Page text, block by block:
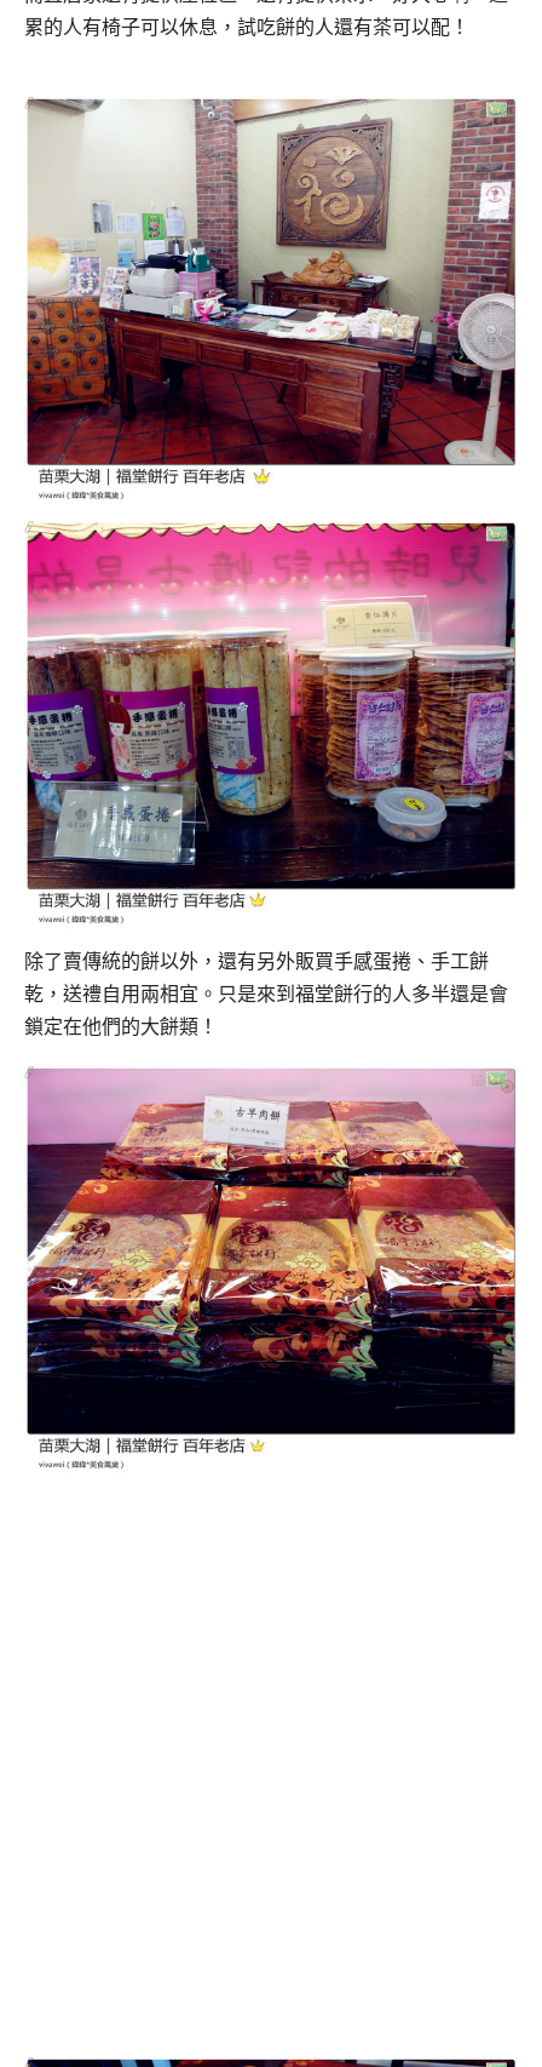
累的人有椅子可以休息，試吃餅的人還有茶可以配！
除了賣傳統的餅以外，還有另外販買手感蛋捲、手工餅
乾，送禮自用兩相宜。 只是來到福堂餅行的人多半還是會
鎖定在他們的大餅類！